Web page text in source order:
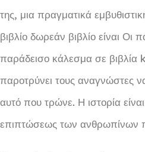
της, μια πραγματικά
βιβλίο δωρεάν βιβλίο είναι Οι
παράδεισο κάλεσμα σε
παροτρύνει τους αναγνώστες
αυτό που τρώνε. Η ιστορία
επιπτώσεως των ανθρωπίνων